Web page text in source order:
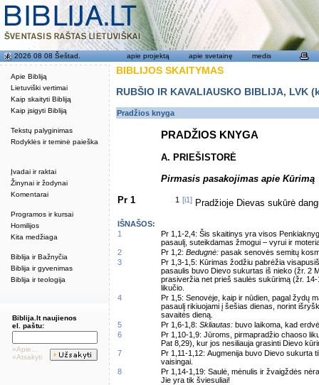
Apie Bibliją
Lietuviški vertimai
Kaip skaityti Bibliją
Kaip įsigyti Bibliją
Tekstų palyginimas
Rodyklės ir teminė paieška
Įvadai ir raktai
Žinynai ir žodynai
Komentarai
Programos ir kursai
Homilijos
Kita medžiaga
Biblija ir Bažnyčia
Biblija ir gyvenimas
Biblija ir teologija
2026 08 08 Šeštad. apie projektą apie svetainę medis
Biblija.lt naujienos
el. paštu:
»Apie...
»Atsakyti
BIBLIJOS SKAITYMAS
RUBŠIO IR KAVALIAUSKO BIBLIJA,
Pradžios knyga
PRADŽIOS KNYGA
A. PRIEŠISTORĖ
Pirmasis pasakojimas apie Kūrimą
Pr 1 1 [i1] Pradžioje Dievas sukūrė
IŠNAŠOS:
1
Pr 1,1-2,4: Šis skaitinys yra visos
pasaulį, suteikdamas žmogui – vyrui ir
2
Pr 1,2: Bedugnė: pasak senovės semitų
3
Pr 1,3-1,5: Kūrimas žodžiu pabrėžia
pasaulis buvo Dievo sukurtas iš nieko (žr. 2
prasiveržia net prieš saulės sukūrimą (žr.
likučio.
4
Pr 1,5: Senovėje, kaip ir nūdien, pagal žydų
pasaulį rikiuojami į šešias dienas, norint
savaitės dieną.
5
Pr 1,6-1,8: Skliautas: buvo laikoma, kad
6
Pr 1,10-1,9: Jūroms, pirmapradžio chaoso
Pat 8,29), kur jos nesiliauja grasinti Dievo
7
Pr 1,11-1,12: Augmenija buvo Dievo sukurta
vaisingai.
8
Pr 1,14-1,19: Saulė, mėnulis ir žvaigždės
Jie yra tik šviesuliai!